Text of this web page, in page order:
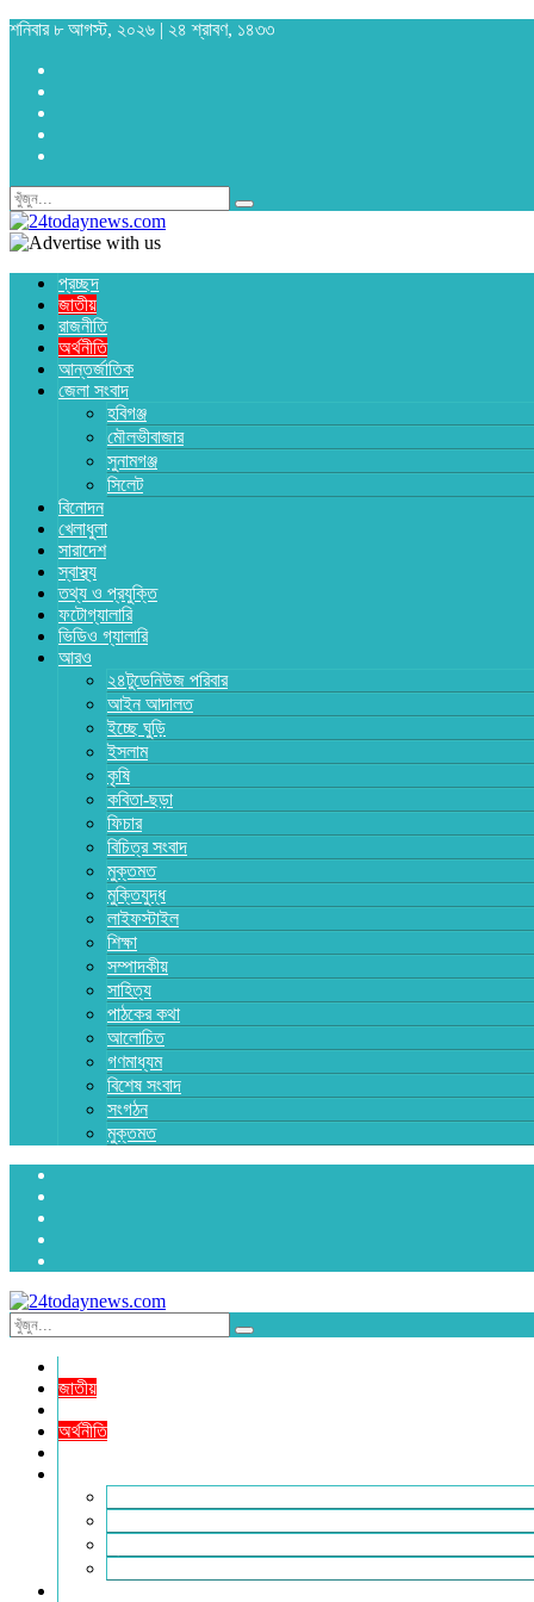
শনিবার ৮ আগস্ট, ২০২৬ | ২৪ শ্রাবণ, ১৪৩৩
প্রচ্ছদ
জাতীয়
রাজনীতি
অর্থনীতি
আন্তর্জাতিক
জেলা সংবাদ
হবিগঞ্জ
মৌলভীবাজার
সুনামগঞ্জ
সিলেট
বিনোদন
খেলাধুলা
সারাদেশ
স্বাস্থ্য
তথ্য ও প্রযুক্তি
ফটোগ্যালারি
ভিডিও গ্যালারি
আরও
২৪টুডেনিউজ পরিবার
আইন আদালত
ইচ্ছে ঘুড়ি
ইসলাম
কৃষি
কবিতা-ছড়া
ফিচার
বিচিত্র সংবাদ
মুক্তমত
মুক্তিযুদ্ধ
লাইফস্টাইল
শিক্ষা
সম্পাদকীয়
সাহিত্য
পাঠকের কথা
আলোচিত
গণমাধ্যম
বিশেষ সংবাদ
সংগঠন
মুক্তমত
জাতীয়
অর্থনীতি